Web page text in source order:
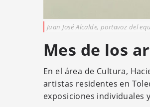
Juan José Alcalde, portavoz del
Mes de los
En el área de Cultura,
artistas residentes en
exposiciones individuales